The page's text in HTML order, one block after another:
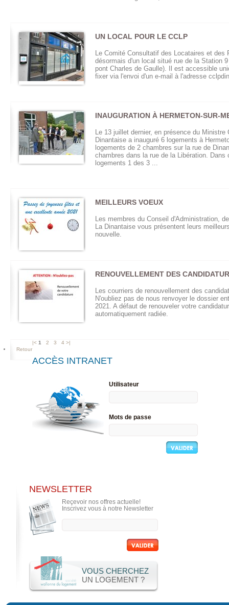
UN LOCAL POUR LE CCLP
Le Comité Consultatif des Locataires et des
désormais d'un local situé rue de la Station
pont Charles de Gaulle). Il est accessible
fixer via l'envoi d'un e-mail à l'adresse
INAUGURATION À HERMETON-SUR-
Le 13 juillet dernier, en présence du Ministre
Dinantaise a inauguré 6 logements à
logements de 2 chambres sur la rue de
chambres dans la rue de la Libération. Dans
logements 1 des 3 ...
MEILLEURS VOEUX
Les membres du Conseil d'Administration,
La Dinantaise vous présentent leurs
nouvelle.
RENOUVELLEMENT DES
Les courriers de renouvellement des
N'oubliez pas de nous renvoyer le dossier
2021. A défaut de renouveler votre
automatiquement radiée.
|<
Retour
1 2 3 4 >|
ACCÈS INTRANET
Utilisateur
Mots de passe
NEWSLETTER
Reçevoir nos offres actuelle!
Inscrivez vous à notre Newsletter
VOUS CHERCHEZ
UN LOGEMENT ?